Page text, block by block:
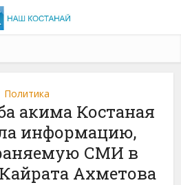
Политика
акима Костаная
информацию,
СМИ в
Ахметова